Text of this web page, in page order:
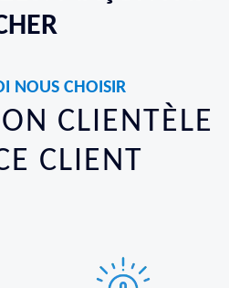
NOUS CHOISIR
CLIENTÈLE
CLIENT